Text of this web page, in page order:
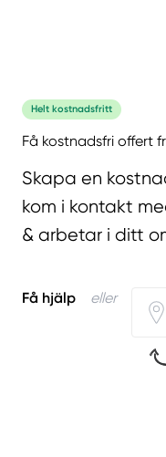
Helt kostnadsfritt
Få kostnadsfri offert
Skapa en
kom i kontakt
& arbetar i ditt
Få hjälp eller